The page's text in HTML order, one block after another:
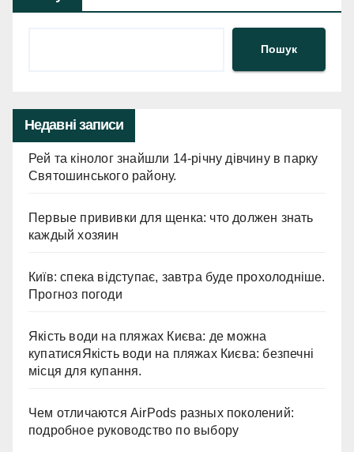
Пошук
Недавні записи
Рей та кінолог знайшли 14-річну дівчину в парку
Святошинського району.
Первые прививки для щенка: что должен знать
каждый хозяин
Київ: спека відступає, завтра буде прохолодніше.
Прогноз погоди
Якість води на пляжах Києва: де можна
купатисяЯкість води на пляжах Києва: безпечні
місця для купання.
Чем отличаются AirPods разных поколений:
подробное руководство по выбору